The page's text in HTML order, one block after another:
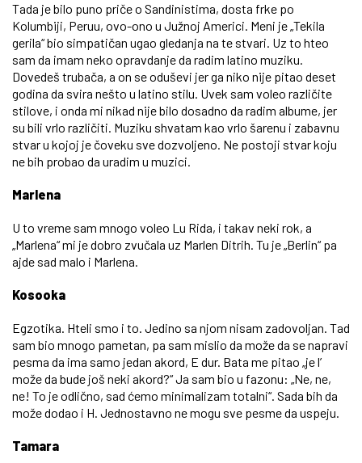
Tada je bilo puno priče o Sandinistima, dosta frke po
Kolumbiji, Peruu, ovo-ono u Južnoj Americi. Meni je „Tekila
gerila“ bio simpatičan ugao gledanja na te stvari. Uz to hteo
sam da imam neko opravdanje da radim latino muziku.
Dovedeš trubača, a on se oduševi jer ga niko nije pitao deset
godina da svira nešto u latino stilu. Uvek sam voleo različite
stilove, i onda mi nikad nije bilo dosadno da radim albume, jer
su bili vrlo različiti. Muziku shvatam kao vrlo šarenu i zabavnu
stvar u kojoj je čoveku sve dozvoljeno. Ne postoji stvar koju
ne bih probao da uradim u muzici.
Marlena
U to vreme sam mnogo voleo Lu Rida, i takav neki rok, a
„Marlena“ mi je dobro zvučala uz Marlen Ditrih. Tu je „Berlin“ pa
ajde sad malo i Marlena.
Kosooka
Egzotika. Hteli smo i to. Jedino sa njom nisam zadovoljan. Tad
sam bio mnogo pametan, pa sam mislio da može da se napravi
pesma da ima samo jedan akord, E dur. Bata me pitao „je l’
može da bude još neki akord?“ Ja sam bio u fazonu: „Ne, ne,
ne! To je odlično, sad ćemo minimalizam totalni“. Sada bih da
može dodao i H. Jednostavno ne mogu sve pesme da uspeju.
Tamara